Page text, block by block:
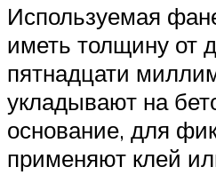
Используемая
иметь толщину от
пятнадцати
укладывают на
основание, для
применяют клей